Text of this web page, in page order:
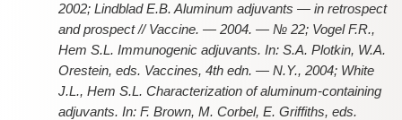
2002; Lindblad E.B. Aluminum adjuvants — in retrospect
and prospect // Vaccine. — 2004. — № 22; Vogel F.R.,
Hem S.L. Immunogenic adjuvants. In: S.A. Plotkin, W.A.
Orestein, eds. Vaccines, 4th edn. — N.Y., 2004; White
J.L., Hem S.L. Characterization of aluminum-containing
adjuvants. In: F. Brown, M. Corbel, E. Griffiths, eds.